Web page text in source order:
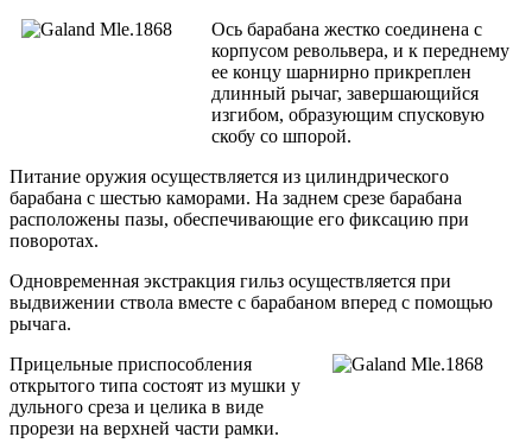
Ось барабана жестко соединена с
корпусом револьвера, и к переднему
ее концу шарнирно прикреплен
длинный рычаг, завершающийся
изгибом, образующим спусковую
скобу со шпорой.
Питание оружия осуществляется из цилиндрического
барабана с шестью каморами. На заднем срезе барабана
расположены пазы, обеспечивающие его фиксацию при
поворотах.
Одновременная экстракция гильз осуществляется при
выдвижении ствола вместе с барабаном вперед с помощью
рычага.
Прицельные приспособления
открытого типа состоят из мушки у
дульного среза и целика в виде
прорези на верхней части рамки.